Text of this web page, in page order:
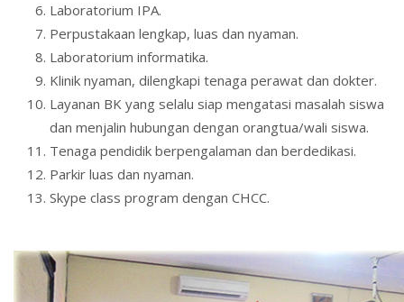
Laboratorium IPA.
Perpustakaan lengkap, luas dan nyaman.
Laboratorium informatika.
Klinik nyaman, dilengkapi tenaga perawat dan dokter.
Layanan BK yang selalu siap mengatasi masalah siswa
dan menjalin hubungan dengan orangtua/wali siswa.
Tenaga pendidik berpengalaman dan berdedikasi.
Parkir luas dan nyaman.
Skype class program dengan CHCC.